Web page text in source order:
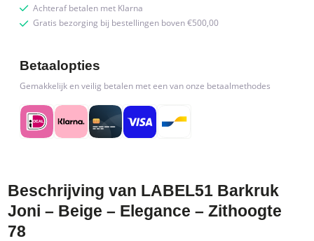
Achteraf betalen met Klarna
Gratis bezorging bij bestellingen boven €500,00
Betaalopties
Gemakkelijk en veilig betalen met een van onze betaalmethodes
Beschrijving van LABEL51 Barkruk
Joni – Beige – Elegance – Zithoogte
78